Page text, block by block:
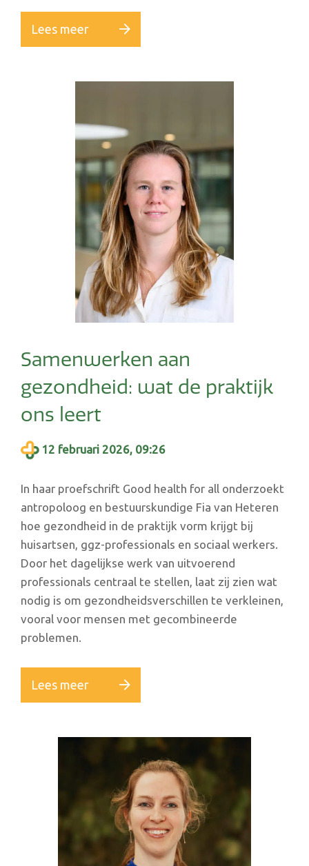
Lees meer
Samenwerken aan
gezondheid: wat de praktijk
ons leert
12 februari 2026, 09:26
In haar proefschrift Good health for all onderzoekt
antropoloog en bestuurskundige Fia van Heteren
hoe gezondheid in de praktijk vorm krijgt bij
huisartsen, ggz-professionals en sociaal werkers.
Door het dagelijkse werk van uitvoerend
professionals centraal te stellen, laat zij zien wat
nodig is om gezondheidsverschillen te verkleinen,
vooral voor mensen met gecombineerde
problemen.
Lees meer